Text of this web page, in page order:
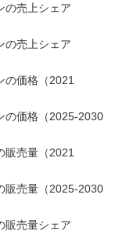
の売上シェア
の売上シェア
の価格（2021
の価格（2025-2030
販売量（2021
販売量（2025-2030
販売量シェア